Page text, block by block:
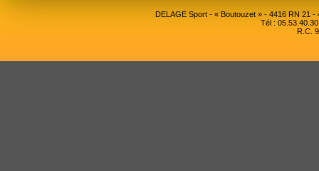
DELAGE Sport - « Boutouzet » - 4416 RN 21
Tél :
R.C.